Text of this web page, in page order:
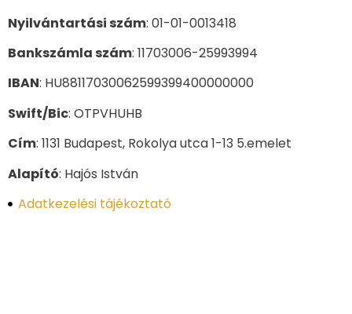
Nyilvántartási szám: 01-01-0013418
Bankszámla szám: 11703006-25993994
IBAN: HU88117030062599399400000000
Swift/Bic: OTPVHUHB
Cím: 1131 Budapest, Rokolya utca 1-13 5.emelet
Alapító: Hajós István
Adatkezelési tájékoztató